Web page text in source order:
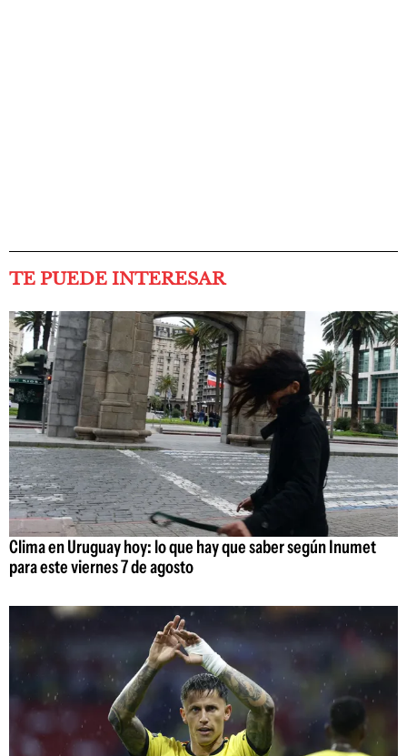
TE PUEDE INTERESAR
Clima en Uruguay hoy: lo que hay que saber según Inumet
para este viernes 7 de agosto